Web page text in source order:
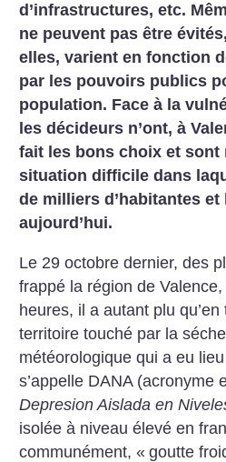
d’infrastructures, etc.
ne peuvent pas être
elles, varient en fonction
par les pouvoirs publics
population. Face à la
les décideurs n’ont, à
fait les bons choix et sont
situation difficile dans
de milliers d’habitantes et
aujourd’hui.
Le 29 octobre dernier, des
frappé la région de
heures, il a autant plu
territoire touché par la
météorologique qui a eu
s’appelle DANA (acronyme
Depresion Aislada en
isolée à niveau élevé en
communément, « goutte